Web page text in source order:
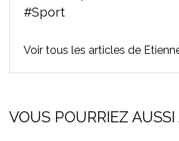
#Sport
Voir tous les articles de
VOUS POURRIEZ AUSSI